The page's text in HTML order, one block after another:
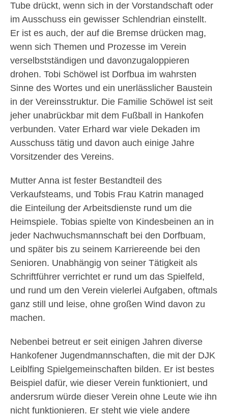
Tube drückt, wenn sich in der Vorstandschaft oder
im Ausschuss ein gewisser Schlendrian einstellt.
Er ist es auch, der auf die Bremse drücken mag,
wenn sich Themen und Prozesse im Verein
verselbstständigen und davonzugaloppieren
drohen. Tobi Schöwel ist Dorfbua im wahrsten
Sinne des Wortes und ein unerlässlicher Baustein
in der Vereinsstruktur. Die Familie Schöwel ist seit
jeher unabrückbar mit dem Fußball in Hankofen
verbunden. Vater Erhard war viele Dekaden im
Ausschuss tätig und davon auch einige Jahre
Vorsitzender des Vereins.
Mutter Anna ist fester Bestandteil des
Verkaufsteams, und Tobis Frau Katrin managed
die Einteilung der Arbeitsdienste rund um die
Heimspiele. Tobias spielte von Kindesbeinen an in
jeder Nachwuchsmannschaft bei den Dorfbuam,
und später bis zu seinem Karriereende bei den
Senioren. Unabhängig von seiner Tätigkeit als
Schriftführer verrichtet er rund um das Spielfeld,
und rund um den Verein vielerlei Aufgaben, oftmals
ganz still und leise, ohne großen Wind davon zu
machen.
Nebenbei betreut er seit einigen Jahren diverse
Hankofener Jugendmannschaften, die mit der DJK
Leiblfing Spielgemeinschaften bilden. Er ist bestes
Beispiel dafür, wie dieser Verein funktioniert, und
andersrum würde dieser Verein ohne Leute wie ihn
nicht funktionieren. Er steht wie viele andere